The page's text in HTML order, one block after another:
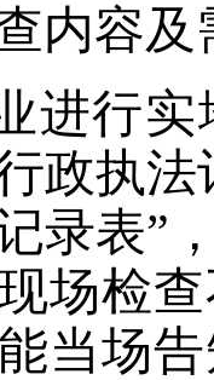
内容
进行
政执
录表”
场检
当场